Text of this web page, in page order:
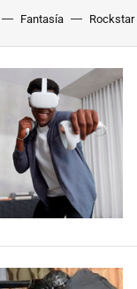
Fantasía Rockstar